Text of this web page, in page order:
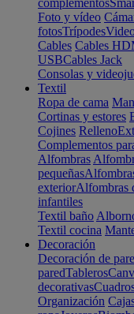
complementos
Foto y vídeo
fotosTrípodes
Cables Cables
USBCables Jack
Consolas y
Textil
Ropa de cama
Cortinas y estores
Cojines Relleno
Complementos
Alfombras
pequeñas
exteriorAlfombras
infantiles
Textil baño
Textil cocina
Decoración
Decoración de
paredTableros
decorativas
Organización